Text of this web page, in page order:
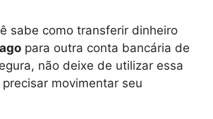
sabe como transferir dinheiro
para outra conta bancária de
não deixe de utilizar essa
movimentar seu